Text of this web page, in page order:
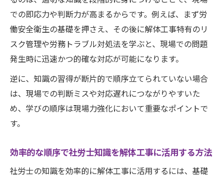
での即応力や判断力が高まるからです。例えば、まず労
働安全衛生の基礎を押さえ、その後に解体工事特有のリ
スク管理や労務トラブル対処法を学ぶと、現場での問題
発生時に迅速かつ的確な対応が可能になります。
逆に、知識の習得が断片的で順序立てられていない場合
は、現場での判断ミスや対応遅れにつながりやすいた
め、学びの順序は現場力強化において重要なポイントで
す。
効率的な順序で社労士知識を解体工事に活用する方法
社労士の知識を効率的に解体工事に活用するには、基礎